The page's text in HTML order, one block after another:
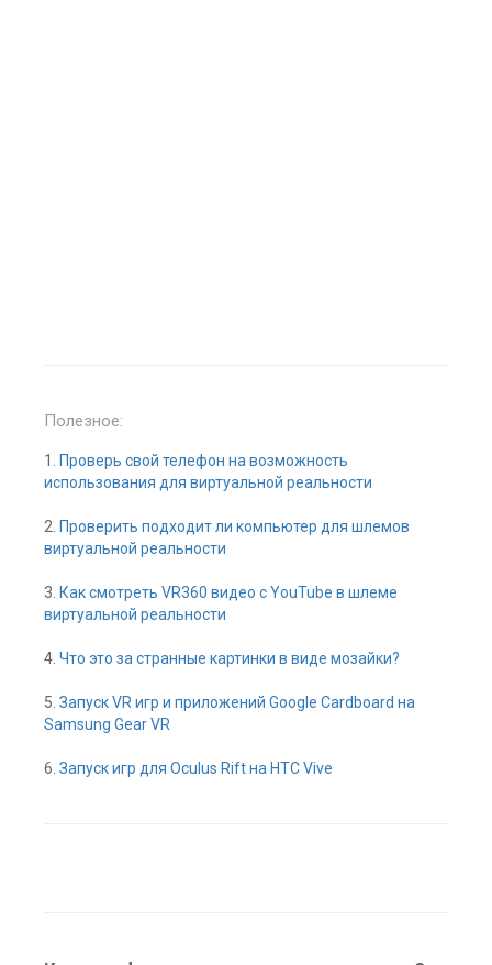
Полезное:
1.
Проверь свой телефон на возможность
использования для виртуальной реальности
2. Проверить подходит ли компьютер для шлемов
виртуальной реальности
3. Как смотреть VR360 видео с YouTube в шлеме
виртуальной реальности
4. Что это за странные картинки в виде мозайки?
5. Запуск VR игр и приложений Google Cardboard на
Samsung Gear VR
6. Запуск игр для Oculus Rift на HTC Vive